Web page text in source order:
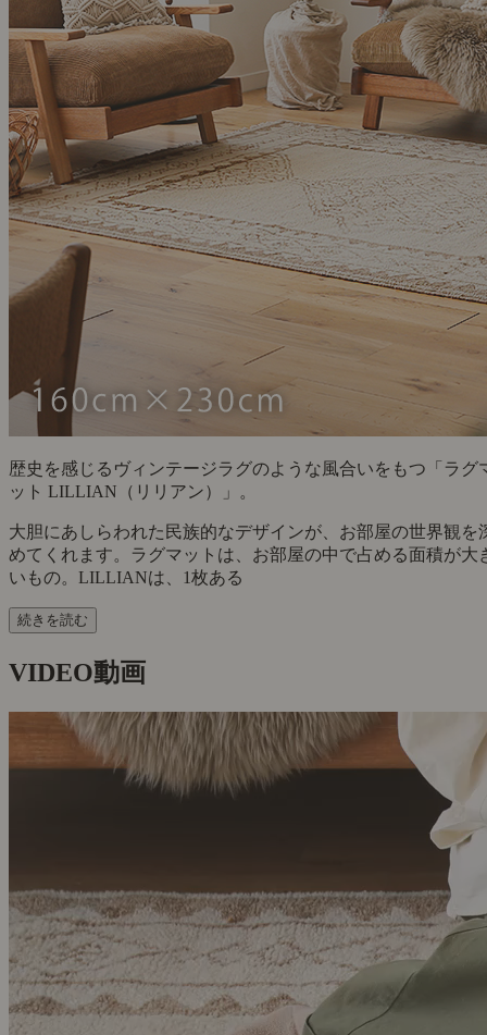
歴史を感じるヴィンテージラグのような風合いをもつ「ラグ
ット LILLIAN（リリアン）」。
大胆にあしらわれた民族的なデザインが、お部屋の世界観を
めてくれます。ラグマットは、お部屋の中で占める面積が大
いもの。LILLIANは、1枚ある
続きを読む
VIDEO動画